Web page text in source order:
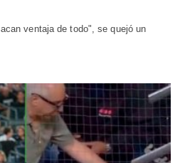
ventaja de todo", se quejó un